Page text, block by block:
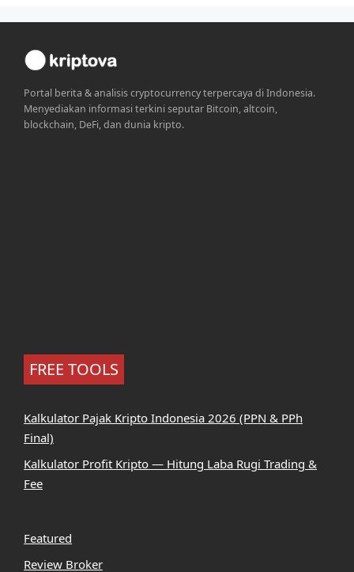
Portal berita & analisis cryptocurrency terpercaya di Indonesia.
Menyediakan informasi terkini seputar Bitcoin, altcoin,
blockchain, DeFi, dan dunia kripto.
FREE TOOLS
Kalkulator Pajak Kripto Indonesia 2026 (PPN & PPh
Final)
Kalkulator Profit Kripto — Hitung Laba Rugi Trading &
Fee
Featured
Review Broker